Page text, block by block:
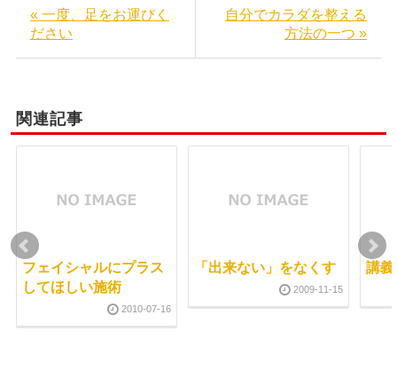
« 一度、足をお運びく
ださい
自分でカラダを整える
方法の一つ »
関連記事
フェイシャルにプラス
してほしい施術
2010-07-16
「出来ない」をなくす
2009-11-15
講